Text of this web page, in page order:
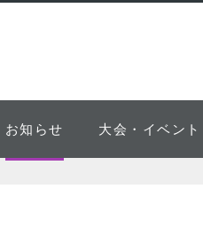
お知らせ 大会・イベント